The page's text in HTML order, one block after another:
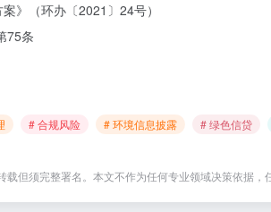
》（环办〔2021〕24号）
75条
# 合规风险 # 环境信息披露 # 绿色信贷
但须完整署名。本文不作为任何专业领域决策依据